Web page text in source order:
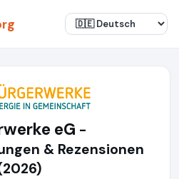
eG -
& Rezensionen